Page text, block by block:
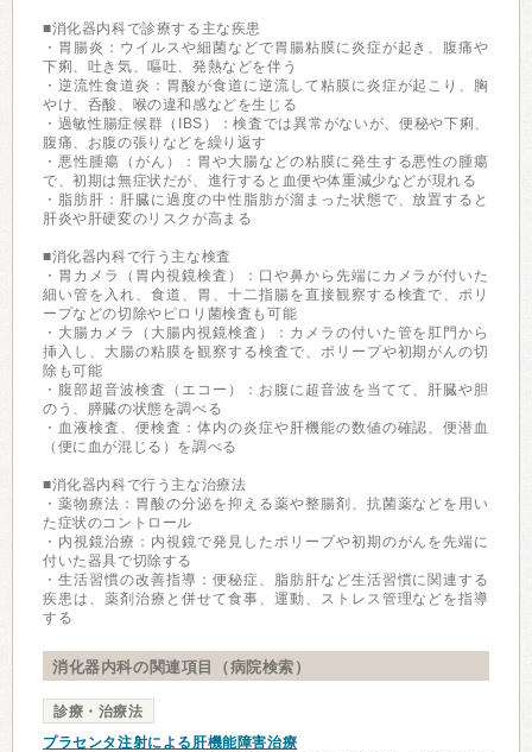
■消化器内科で診療する主な疾患
・胃腸炎：ウイルスや細菌などで胃腸粘膜に炎症が起き、腹痛や
下痢、吐き気、嘔吐、発熱などを伴う
・逆流性食道炎：胃酸が食道に逆流して粘膜に炎症が起こり、胸
やけ、呑酸、喉の違和感などを生じる
・過敏性腸症候群（IBS）：検査では異常がないが、便秘や下痢、
腹痛、お腹の張りなどを繰り返す
・悪性腫瘍（がん）：胃や大腸などの粘膜に発生する悪性の腫瘍
で、初期は無症状だが、進行すると血便や体重減少などが現れる
・脂肪肝：肝臓に過度の中性脂肪が溜まった状態で、放置すると
肝炎や肝硬変のリスクが高まる
■消化器内科で行う主な検査
・胃カメラ（胃内視鏡検査）：口や鼻から先端にカメラが付いた
細い管を入れ、食道、胃、十二指腸を直接観察する検査で、ポリ
ープなどの切除やピロリ菌検査も可能
・大腸カメラ（大腸内視鏡検査）：カメラの付いた管を肛門から
挿入し、大腸の粘膜を観察する検査で、ポリープや初期がんの切
除も可能
・腹部超音波検査（エコー）：お腹に超音波を当てて、肝臓や胆
のう、膵臓の状態を調べる
・血液検査、便検査：体内の炎症や肝機能の数値の確認、便潜血
（便に血が混じる）を調べる
■消化器内科で行う主な治療法
・薬物療法：胃酸の分泌を抑える薬や整腸剤、抗菌薬などを用い
た症状のコントロール
・内視鏡治療：内視鏡で発見したポリープや初期のがんを先端に
付いた器具で切除する
・生活習慣の改善指導：便秘症、脂肪肝など生活習慣に関連する
疾患は、薬剤治療と併せて食事、運動、ストレス管理などを指導
する
消化器内科の関連項目（病院検索）
診療・治療法
プラセンタ注射による肝機能障害治療